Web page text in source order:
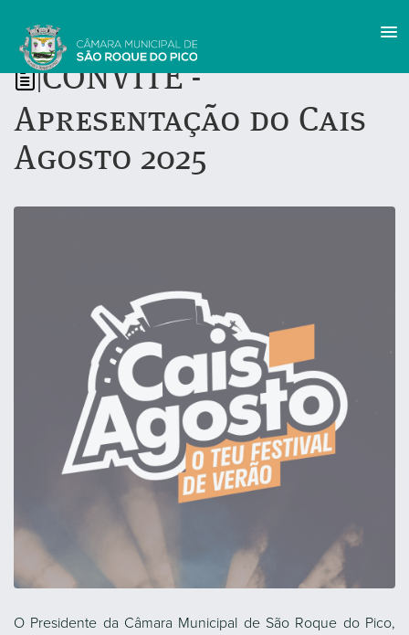
CONVITE -
Apresentação do Cais
Agosto 2025
O Presidente da Câmara Municipal de São Roque do Pico,